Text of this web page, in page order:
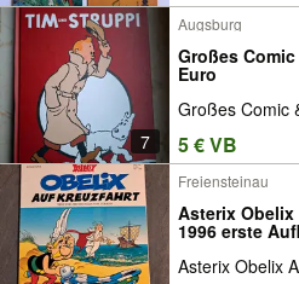
7
Augsburg
Großes Comic
Euro
Großes Comic
5 € VB
Freiensteinau
Asterix Obelix
1996 erste
Asterix Obelix